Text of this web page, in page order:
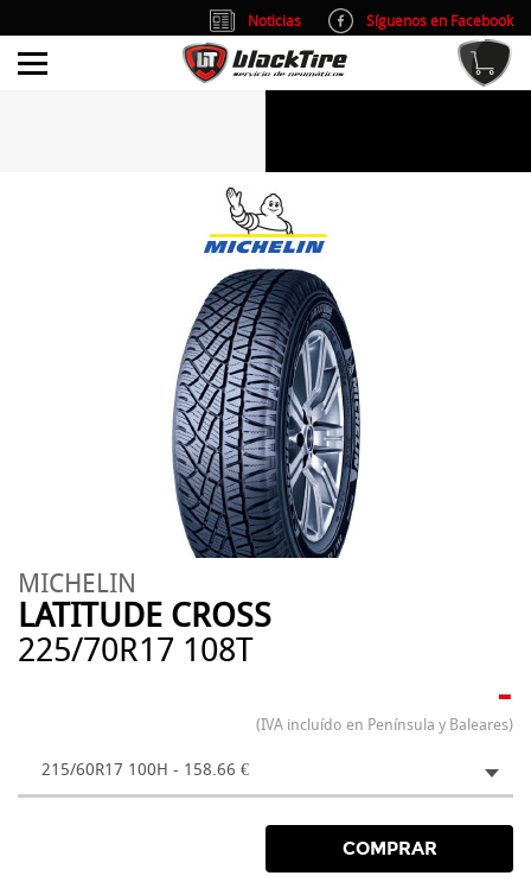
MICHELIN
LATITUDE CROSS
225/70R17 108T
-
(IVA incluído en Península y Baleares)
215/60R17 100H - 158.66 €
COMPRAR
Noticias
Síguenos en Facebook
info@blacktire.es
Atención al cliente: L/V 9:00-14:00 y 15:00-19:00